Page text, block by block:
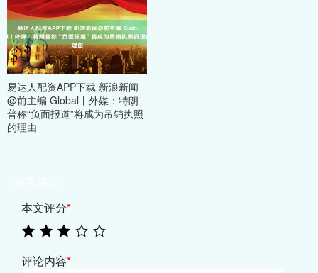
易达人配资APP下载 新浪新闻
@前主编 Global丨外媒：特朗
普称“负面报道”将成为吊销执照
的理由
本文评分*
评论内容*